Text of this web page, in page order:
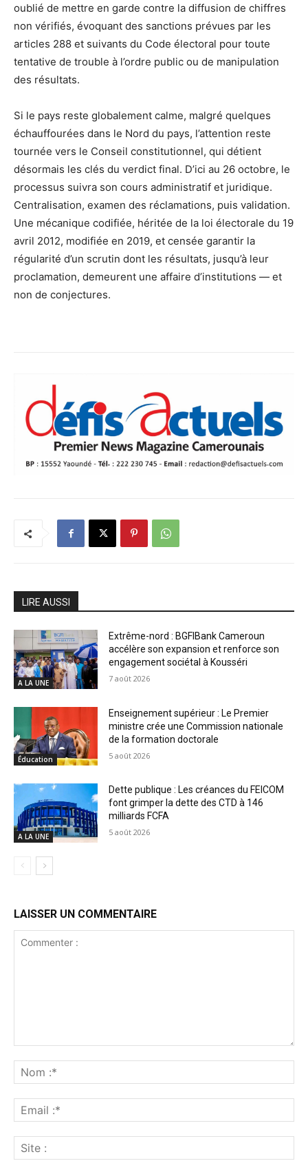
oublié de mettre en garde contre la diffusion de chiffres
non vérifiés, évoquant des sanctions prévues par les
articles 288 et suivants du Code électoral pour toute
tentative de trouble à l’ordre public ou de manipulation
des résultats.
Si le pays reste globalement calme, malgré quelques
échauffourées dans le Nord du pays, l’attention reste
tournée vers le Conseil constitutionnel, qui détient
désormais les clés du verdict final. D’ici au 26 octobre, le
processus suivra son cours administratif et juridique.
Centralisation, examen des réclamations, puis validation.
Une mécanique codifiée, héritée de la loi électorale du 19
avril 2012, modifiée en 2019, et censée garantir la
régularité d’un scrutin dont les résultats, jusqu’à leur
proclamation, demeurent une affaire d’institutions — et
non de conjectures.
LIRE AUSSI
A LA UNE
Extrême-nord : BGFIBank Cameroun
accélère son expansion et renforce son
engagement sociétal à Kousséri
7 août 2026
Éducation
Enseignement supérieur : Le Premier
ministre crée une Commission nationale
de la formation doctorale
5 août 2026
A LA UNE
Dette publique : Les créances du FEICOM
font grimper la dette des CTD à 146
milliards FCFA
5 août 2026
LAISSER UN COMMENTAIRE
:*
:*
: